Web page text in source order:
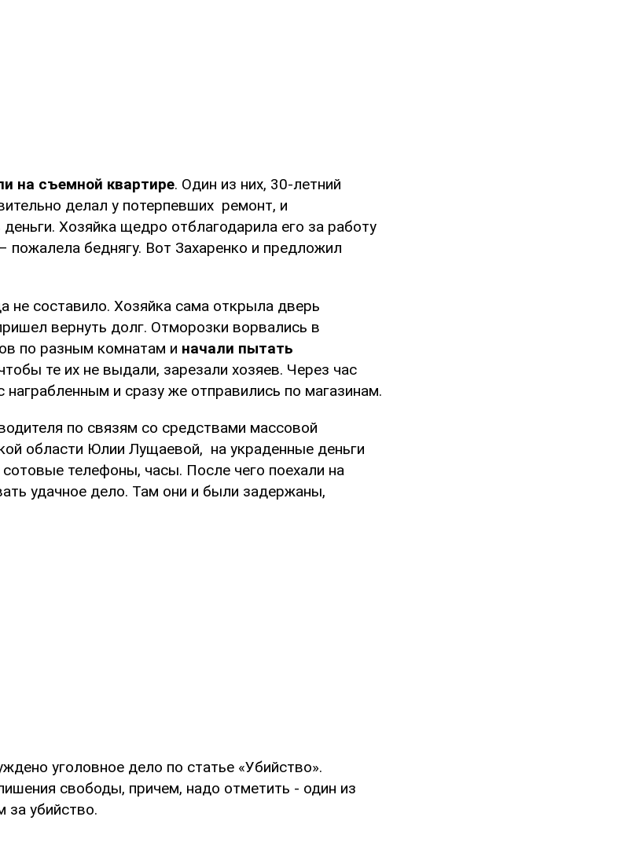
на съемной квартире. Один из них, 30-летний
делал у потерпевших ремонт, и
Хозяйка щедро отблагодарила его за работу
пожалела беднягу. Вот Захаренко и предложил
не составило. Хозяйка сама открыла дверь
вернуть долг. Отморозки ворвались в
по разным комнатам и начали пытать
те их не выдали, зарезали хозяев. Через час
награбленным и сразу же отправились по магазинам.
по связям со средствами массовой
области Юлии Лущаевой, на украденные деньги
сотовые телефоны, часы. После чего поехали на
удачное дело. Там они и были задержаны,
уголовное дело по статье «Убийство».
свободы, причем, надо отметить - один из
за убийство.